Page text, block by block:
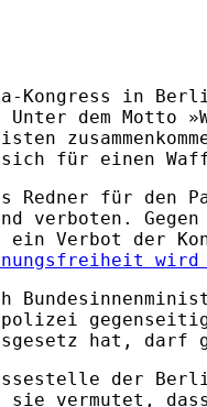
in
dem Motto
sich für einen
Redner für den
verboten.
ein Verbot der
hat, darf
der
sie vermutet,